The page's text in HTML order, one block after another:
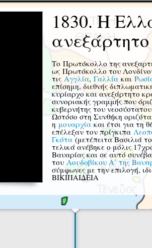
1830. Η
Το Πρωτόκολλο της
ως Πρωτόκολλο του
τις Αγγλία, Γαλλίακαι
επίσημη, διεθνής
κυρίαρχο και ανεξάρτητο
συνοριακής γραμμής που
κυβερνήτης του
Ωστόσο στη Συνθήκη
η μοναρχίακαι έτσι για τη
επέλεξαν τον πρίγκιπα
Γκότα(μετέπειτα Βασιλιά
τελικά ανέβηκε ο μόλις
Βαυαρίας και σε αυτό
του Λουδοβίκου Α΄ της
σύμφωνες με την επιλογή,
ΒΙΚΙΠΑΙΔΕΙΑ